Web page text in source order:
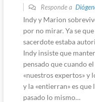
Responde a
Indy y Marion
por no mirar. Ya se
sacerdote estaba
Indy insiste que
pensado que cuando
«nuestros expertos» y
y la «entierran» es
pasado lo mismo…